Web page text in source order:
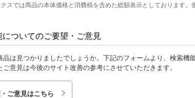
スでは商品の本体価格と消費税を含めた総額表示としております。
についてのご要望・ご意見
品は見つかりましたでしょうか。下記のフォームより、検索機
ご意見は今後のサイト改善の参考にさせていただきます。
ご意見はこちら